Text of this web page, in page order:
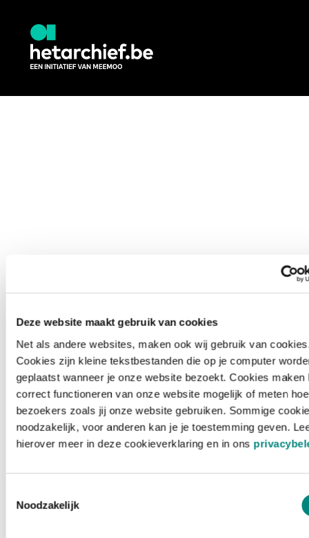
Deze website maakt gebruik van cookies
Net als andere websites, maken ook wij gebruik van
Cookies zijn kleine tekstbestanden die op je computer
geplaatst wanneer je onze website bezoekt. Cookies maken
correct functioneren van onze website mogelijk of meten hoe
bezoekers zoals jij onze website gebruiken. Sommige
noodzakelijk, voor anderen kan je je toestemming geven.
hierover meer in deze cookieverklaring en in ons
Noodzakelijk